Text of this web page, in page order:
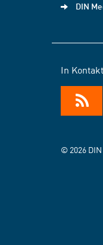
DIN
In
© 2026